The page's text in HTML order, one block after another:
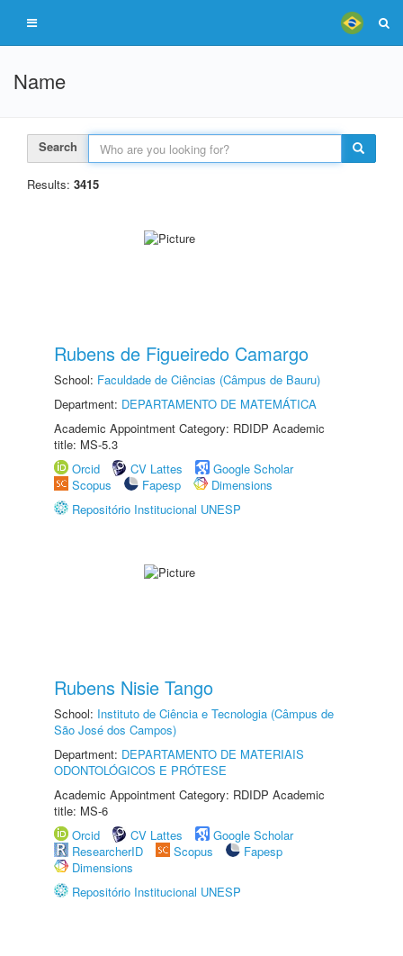
Name
Search
Results: 3415
Rubens de Figueiredo Camargo
School: Faculdade de Ciências (Câmpus de Bauru)
Department: DEPARTAMENTO DE MATEMÁTICA
Academic Appointment Category: RDIDP Academic
title: MS-5.3
Orcid
CV Lattes
Google Scholar
Scopus
Fapesp
Dimensions
Repositório Institucional UNESP
Rubens Nisie Tango
School: Instituto de Ciência e Tecnologia (Câmpus de
São José dos Campos)
Department: DEPARTAMENTO DE MATERIAIS
ODONTOLÓGICOS E PRÓTESE
Academic Appointment Category: RDIDP Academic
title: MS-6
Orcid
CV Lattes
Google Scholar
ResearcherID
Scopus
Fapesp
Dimensions
Repositório Institucional UNESP